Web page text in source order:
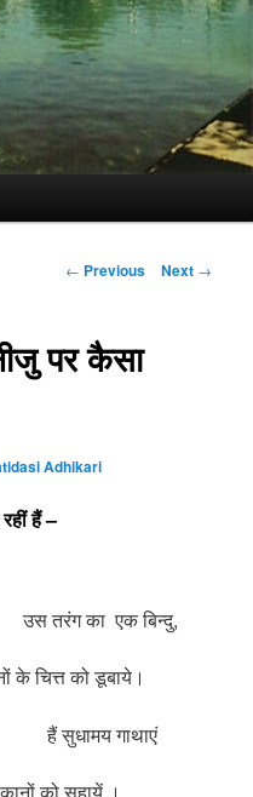
Post
← Previous Next →
पर कैसा
Adhikari
रहीं हैं –
तरंग का एक बिन्दु,
को डूबाये।
सुधामय गाथाएं
को सुहायें ।